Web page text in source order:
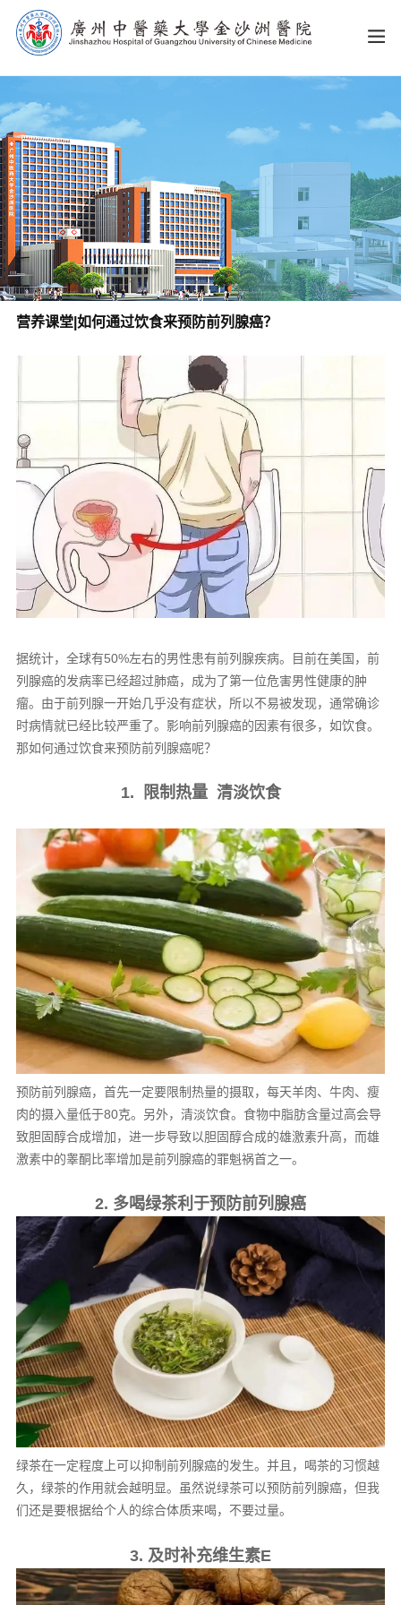
营养课堂|如何通过饮食来预防前列腺癌？
据统计，全球有50%左右的男性患有前列腺疾病。目前在美国，前
列腺癌的发病率已经超过肺癌，成为了第一位危害男性健康的肿
瘤。由于前列腺一开始几乎没有症状，所以不易被发现，通常确诊
时病情就已经比较严重了。影响前列腺癌的因素有很多，如饮食。
那如何通过饮食来预防前列腺癌呢？
1. 限制热量 清淡饮食
预防前列腺癌，首先一定要限制热量的摄取，每天羊肉、牛肉、瘦
肉的摄入量低于80克。另外，清淡饮食。食物中脂肪含量过高会导
致胆固醇合成增加，进一步导致以胆固醇合成的雄激素升高，而雄
激素中的睾酮比率增加是前列腺癌的罪魁祸首之一。
2. 多喝绿茶利于预防前列腺癌
绿茶在一定程度上可以抑制前列腺癌的发生。并且，喝茶的习惯越
久，绿茶的作用就会越明显。虽然说绿茶可以预防前列腺癌，但我
们还是要根据给个人的综合体质来喝，不要过量。
3. 及时补充维生素E